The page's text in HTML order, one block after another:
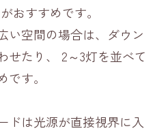
おすすめです。
い空間の場合は、ダウン
せたり、 2～3灯を並べて
す。
ドは光源が直接視界に入